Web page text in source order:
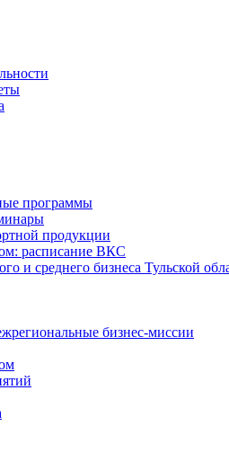
программы
продукции
расписание ВКС
и среднего бизнеса Тульской
бизнес-миссии